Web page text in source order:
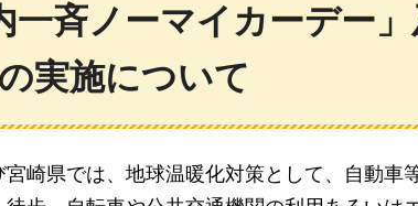
一斉ノーマイカーデー
実施について
崎県では、地球温暖化対策として、自動車